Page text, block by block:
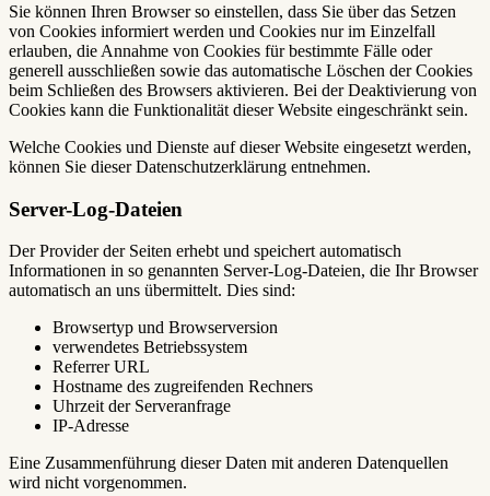
Sie können Ihren Browser so einstellen, dass Sie über das Setzen
von Cookies informiert werden und Cookies nur im Einzelfall
erlauben, die Annahme von Cookies für bestimmte Fälle oder
generell ausschließen sowie das automatische Löschen der Cookies
beim Schließen des Browsers aktivieren. Bei der Deaktivierung von
Cookies kann die Funktionalität dieser Website eingeschränkt sein.
Welche Cookies und Dienste auf dieser Website eingesetzt werden,
können Sie dieser Datenschutzerklärung entnehmen.
Server-Log-Dateien
Der Provider der Seiten erhebt und speichert automatisch
Informationen in so genannten Server-Log-Dateien, die Ihr Browser
automatisch an uns übermittelt. Dies sind:
Browsertyp und Browserversion
verwendetes Betriebssystem
Referrer URL
Hostname des zugreifenden Rechners
Uhrzeit der Serveranfrage
IP-Adresse
Eine Zusammenführung dieser Daten mit anderen Datenquellen
wird nicht vorgenommen.